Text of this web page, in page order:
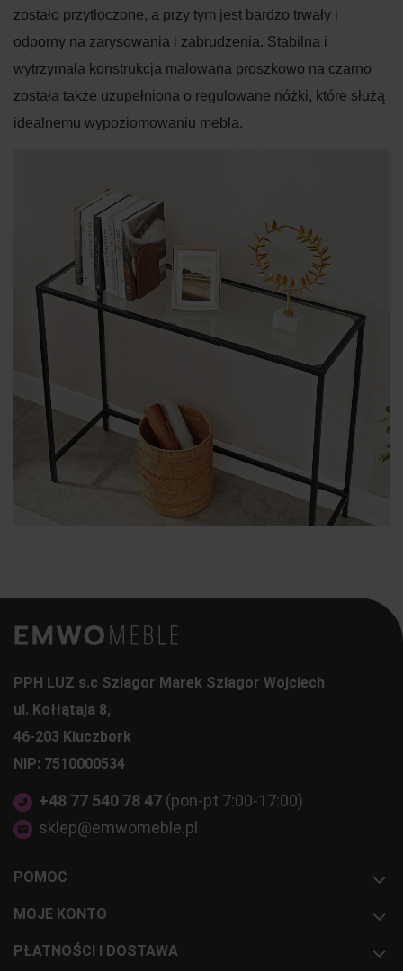
zostało przytłoczone, a przy tym jest bardzo trwały i
odporny na zarysowania i zabrudzenia. Stabilna i
wytrzymała konstrukcja malowana proszkowo na czarno
została także uzupełniona o regulowane nóżki, które służą
idealnemu wypoziomowaniu mebla.
PPH LUZ s.c Szlagor Marek Szlagor Wojciech
ul. Kołłątaja 8,
46-203 Kluczbork
NIP: 7510000534
+48 77 540 78 47 (pon-pt 7:00-17:00)
sklep@emwomeble.pl
POMOC
MOJE KONTO
PŁATNOŚCI I DOSTAWA